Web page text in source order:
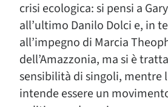
crisi ecologica: si pensi a
all’ultimo Danilo Dolci e, in
all’impegno di Marcia
dell’Amazzonia, ma si è
sensibilità di singoli, mentre
intende essere un